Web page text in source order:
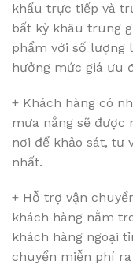
khẩu trực tiếp và
bất kỳ khâu trung
phẩm với số lượng
hưởng mức giá ưu
+ Khách hàng có
mưa nắng sẽ được
nơi để khảo sát, tư
nhất.
+ Hỗ trợ vận
khách hàng nằm
khách hàng ngoại
chuyển miễn phí